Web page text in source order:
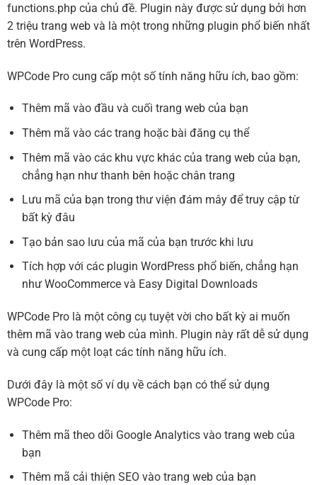
functions.php của chủ đề. Plugin này được sử dụng bởi hơn
2 triệu trang web và là một trong những plugin phổ biến nhất
trên WordPress.
WPCode Pro cung cấp một số tính năng hữu ích, bao gồm:
Thêm mã vào đầu và cuối trang web của bạn
Thêm mã vào các trang hoặc bài đăng cụ thể
Thêm mã vào các khu vực khác của trang web của bạn,
chẳng hạn như thanh bên hoặc chân trang
Lưu mã của bạn trong thư viện đám mây để truy cập từ
bất kỳ đâu
Tạo bản sao lưu của mã của bạn trước khi lưu
Tích hợp với các plugin WordPress phổ biến, chẳng hạn
như WooCommerce và Easy Digital Downloads
WPCode Pro là một công cụ tuyệt vời cho bất kỳ ai muốn
thêm mã vào trang web của mình. Plugin này rất dễ sử dụng
và cung cấp một loạt các tính năng hữu ích.
Dưới đây là một số ví dụ về cách bạn có thể sử dụng
WPCode Pro:
Thêm mã theo dõi Google Analytics vào trang web của
bạn
Thêm mã cải thiện SEO vào trang web của bạn